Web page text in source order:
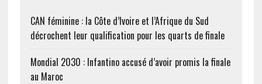
CAN féminine : la Côte d’Ivoire et l’Afrique du Sud
décrochent leur qualification pour les quarts de finale
Mondial 2030 : Infantino accusé d’avoir promis la finale
au Maroc